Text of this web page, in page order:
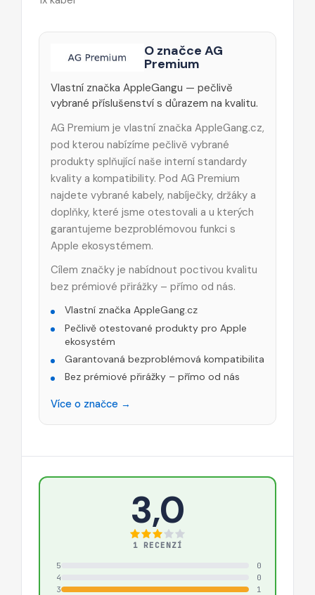
O značce AG
Premium
Vlastní značka AppleGangu — pečlivě
vybrané příslušenství s důrazem na kvalitu.
AG Premium je vlastní značka AppleGang.cz,
pod kterou nabízíme pečlivě vybrané
produkty splňující naše interní standardy
kvality a kompatibility. Pod AG Premium
najdete vybrané kabely, nabíječky, držáky a
doplňky, které jsme otestovali a u kterých
garantujeme bezproblémovou funkci s
Apple ekosystémem.
Cílem značky je nabídnout poctivou kvalitu
bez prémiové přirážky – přímo od nás.
Vlastní značka AppleGang.cz
Pečlivě otestované produkty pro Apple
ekosystém
Garantovaná bezproblémová kompatibilita
Bez prémiové přirážky – přímo od nás
Více o značce →
3,0
1 RECENZÍ
5
0
4
0
3
1